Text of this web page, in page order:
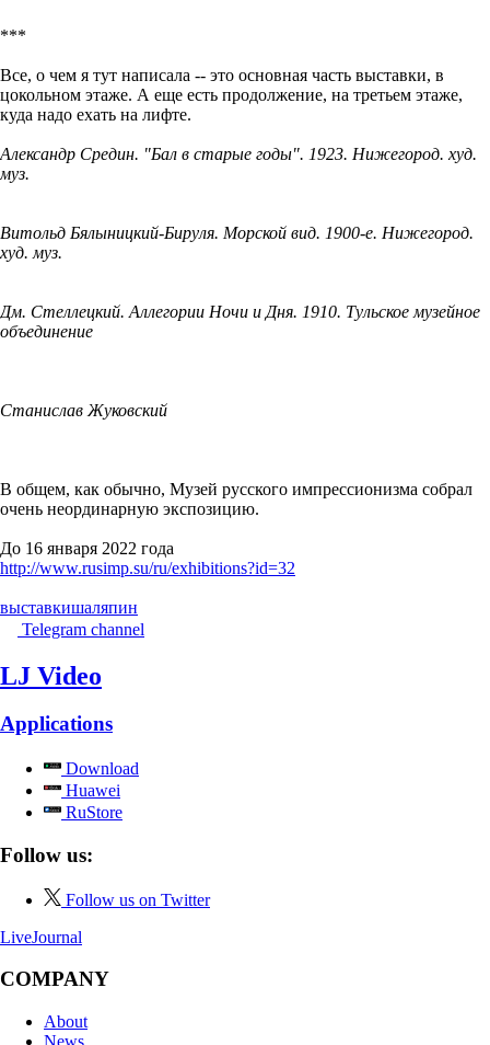
***
Все, о чем я тут написала -- это основная часть выставки, в
цокольном этаже. А еще есть продолжение, на третьем этаже,
куда надо ехать на лифте.
Александр Средин. "Бал в старые годы". 1923. Нижегород. худ.
муз.
Витольд Бялыницкий-Бируля. Морской вид. 1900-е. Нижегород.
худ. муз.
Дм. Стеллецкий. Аллегории Ночи и Дня. 1910. Тульское музейное
объединение
Станислав Жуковский
В общем, как обычно, Музей русского импрессионизма собрал
очень неординарную экспозицию.
До 16 января 2022 года
http://www.rusimp.su/ru/exhibitions?id=32
выставкишаляпин
Telegram channel
LJ Video
Applications
Download
Huawei
RuStore
Follow us:
Follow us on Twitter
LiveJournal
COMPANY
About
News